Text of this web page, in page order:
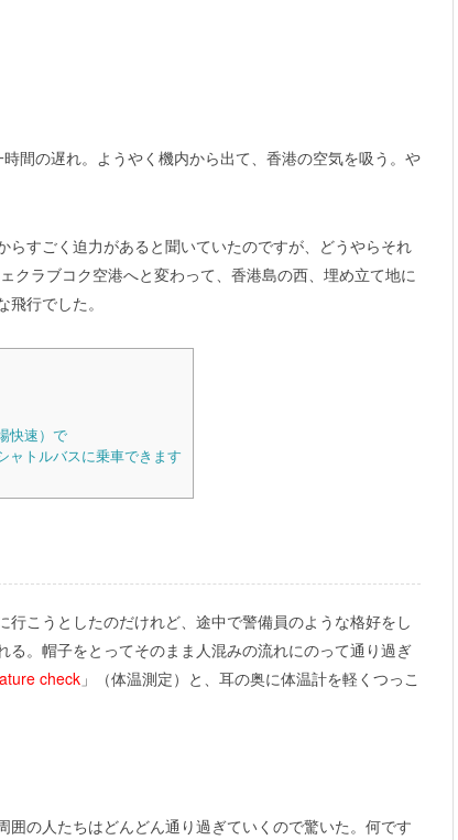
間の遅れ。ようやく機内から出て、香港の空気を吸う。や
すごく迫力があると聞いていたのですが、どうやらそれ
クラブコク空港へと変わって、香港島の西、埋め立て地に
行でした。
快速）で
ャトルバスに乗車できます
こうとしたのだけれど、途中で警備員のような格好をし
。帽子をとってそのまま人混みの流れにのって通り過ぎ
check 」（体温測定）と、耳の奥に体温計を軽くつっこ
の人たちはどんどん通り過ぎていくので驚いた。何です